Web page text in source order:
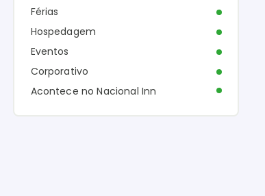
Férias
Hospedagem
Eventos
Corporativo
Acontece no Nacional Inn